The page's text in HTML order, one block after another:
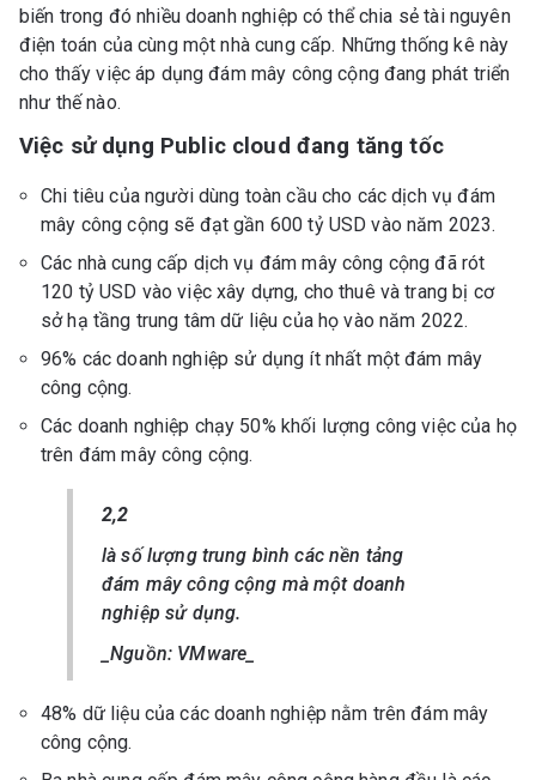
biến trong đó nhiều doanh nghiệp có thể chia sẻ tài nguyên
điện toán của cùng một nhà cung cấp. Những thống kê này
cho thấy việc áp dụng đám mây công cộng đang phát triển
như thế nào.
Việc sử dụng Public cloud đang tăng tốc
Chi tiêu của người dùng toàn cầu cho các dịch vụ đám
mây công cộng sẽ đạt gần 600 tỷ USD vào năm 2023.
Các nhà cung cấp dịch vụ đám mây công cộng đã rót
120 tỷ USD vào việc xây dựng, cho thuê và trang bị cơ
sở hạ tầng trung tâm dữ liệu của họ vào năm 2022.
96% các doanh nghiệp sử dụng ít nhất một đám mây
công cộng.
Các doanh nghiệp chạy 50% khối lượng công việc của họ
trên đám mây công cộng.
2,2
là số lượng trung bình các nền tảng
đám mây công cộng mà một doanh
nghiệp sử dụng.
_Nguồn: VMware_
48% dữ liệu của các doanh nghiệp nằm trên đám mây
công cộng.